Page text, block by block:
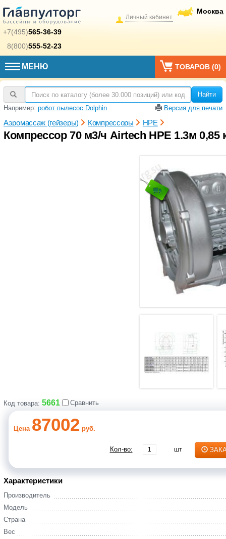
+7(495)565-36-39
8(800)555-52-23
Москва
Личный кабинет
МЕНЮ ТОВАРОВ (0)
Найти
Например: робот пылесос Dolphin Версия для печати
Аэромассаж (гейзеры) Компрессоры HPE
Компрессор 70 м3/ч Airtech HPE 1.3м 0,85
Код товара: 5661 Сравнить
Цена 87002 руб.
Кол-во: шт
Характеристики
Производитель
Модель
Страна
Вес